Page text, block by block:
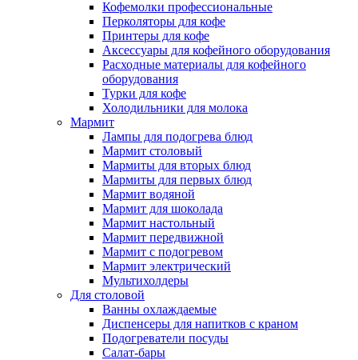
Кофемолки профессиональные
Перколяторы для кофе
Принтеры для кофе
Аксессуары для кофейного оборудования
Расходные материалы для кофейного
оборудования
Турки для кофе
Холодильники для молока
Мармит
Лампы для подогрева блюд
Мармит столовый
Мармиты для вторых блюд
Мармиты для первых блюд
Мармит водяной
Мармит для шоколада
Мармит настольный
Мармит передвижной
Мармит с подогревом
Мармит электрический
Мультихолдеры
Для столовой
Ванны охлаждаемые
Диспенсеры для напитков с краном
Подогреватели посуды
Салат-бары